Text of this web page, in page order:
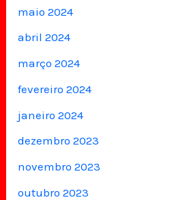
maio 2024
abril 2024
março 2024
fevereiro 2024
janeiro 2024
dezembro 2023
novembro 2023
outubro 2023